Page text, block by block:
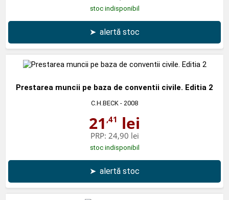
stoc indisponibil
➤ alertă stoc
Prestarea muncii pe baza de conventii civile. Editia 2
C.H.BECK - 2008
21 ,41 lei
PRP: 24,90 lei
stoc indisponibil
➤ alertă stoc